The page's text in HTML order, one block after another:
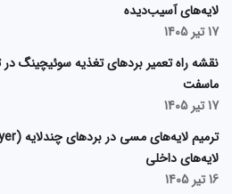
لایه‌های آسیب‌دیده
17 تیر 1405
نقشه راه تعمیر بردهای تغذیه سوئیچینگ
ماسفت
17 تیر 1405
لایه‌های داخلی
16 تیر 1405